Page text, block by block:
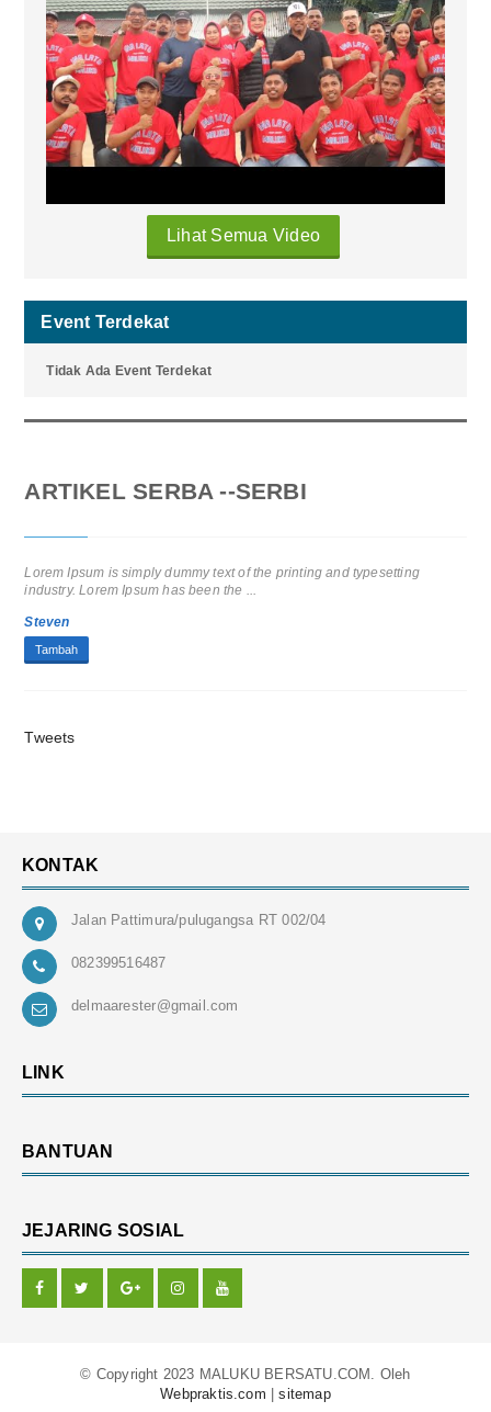
Lihat Semua Video
Event Terdekat
Tidak Ada Event Terdekat
ARTIKEL SERBA --SERBI
Lorem Ipsum is simply dummy text of the printing and typesetting
industry. Lorem Ipsum has been the ...
Steven
Tambah
Tweets
KONTAK
Jalan Pattimura/pulugangsa RT 002/04
082399516487
delmaarester@gmail.com
LINK
BANTUAN
JEJARING SOSIAL
© Copyright 2023 MALUKU BERSATU.COM. Oleh
Webpraktis.com |sitemap